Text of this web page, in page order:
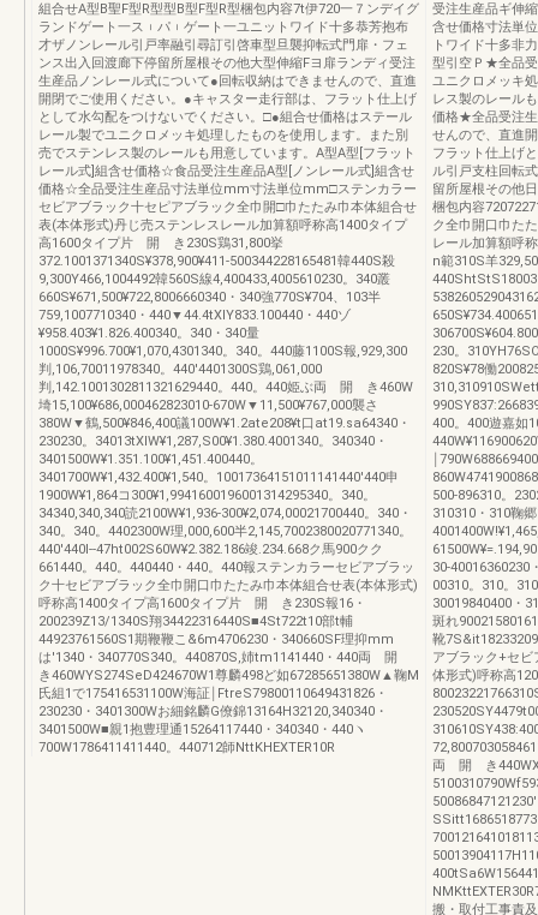
組合せA型B聖F型R型型B型F型R型梱包内容7t伊720一７ンデイグ
ランドゲート一ス︲パ︲ゲート一ユニットワイド十多恭芳抱布
才ザノンレール引戸率融引尋訂引啓車型旦襲抑転式門扉・フェ
ンス出入回渡廊下停留所屋根その他大型伸縮Fヨ扉ランディ受注
生産品ノンレール式について●回転収納はできませんので、直進
開閉でご使用ください。●キャスター走行部は、フラット仕上げ
として水勾配をつけないでください。□●組合せ価格はステール
レール製でユニクロメッキ処理したものを使用します。また別
売でステンレス製のレールも用意しています。A型A型[フラット
レール式]組含せ価格☆食品受注生産品A型[ノンレール式]組含せ
価格☆全品受注生産品寸法単位mm寸法単位mm□ステンカラー
セビアブラック十セピアブラック全巾開□巾たたみ巾本体組合せ
表(本体形式)丹じ売ステンレスレール加算額呼称高1400タイプ
高1600タイプ片 開 き230S鶏31,800挙
372.1001371340S¥378,900¥411‐500344228165481韓440S殺
9,300Y466,1004492韓560S線4,400433,4005610230。340叢
660S¥671,500¥722,8006660340・340強770S¥704、103半
759,1007710340・440▼44.4tXlY833.100440・440ゾ
¥958.403¥1.826.400340。340・340量
1000S¥996.700¥1,070,4301340。340。440藤1100S報,929,300
判,106,70011978340。440'4401300S鶏,061,000
判,142.1001302811321629440。440。440姫ぶ両 開 き460W
埼15,100¥686,000462823010‐670W▼11,500¥767,000襲さ
380W▼鶴,500¥846,400議100W¥1.2ate208¥t口at19.sa64340・
230230。34013tXIW¥1,287,S00¥1.380.4001340。340340・
3401500W¥1.351.100¥1,451.400440。
3401700W¥1,432.400¥1,540。10017364151011141440'440申
1900W¥1,864コ300¥1,9941600196001314295340。340。
34340,340,340読2100W¥1,936‐300¥2,074,00021700440。340・
340。340。4402300W理,000,600半2,145,7002380020771340。
440'440l‐‐47ht002S60W¥2.382.186竣.234.668ク馬900クク
661440。440。440440・440。440報ステンカラーセビアブラッ
ク十セビアブラック全巾開口巾たたみ巾本体組合せ表(本体形式)
呼称高1400タイプ高1600タイプ片 開 き230S報16・
200239Z13/1340S翔34422316440S■4St722t10部t輔
44923761560S1期鞭鞭こ&6m4706230・340660SF理抑mm
は'1340・340770S340。440870S,姉tm1141440・440両 開
き460WYS274SeD424670W1尊麟498ど如67285651380W▲鞠M
氏組1で175416531100W海証￨FtreS79800110649431826・
230230・3401300Wお細銘麟G僚錦13164H32120,340340・
3401500W■親1抱豊理通15264117440・340340・440ヽ
700W1786411411440。440712師NttKHEXTER10R
受注生産品ギ伸
含せ価格寸法単
トワイド十多非
型引空Ｐ★全品
ユニクロメッキ
レス製のレール
価格★全品受注
せんので、直進
フラット仕上げ
ル引戸支柱回転
留所屋根その他
梱包内容
ク全巾開口巾た
レール加算額呼
n範310S羊
230。
820S¥78働
400。400遊嘉如
￨
500‐896310。
310310・310鞠
00310。310。
30019840400・
斑れ
靴
アブラック+セ
体形式)呼称高
両 開 き
搬・取付工事責